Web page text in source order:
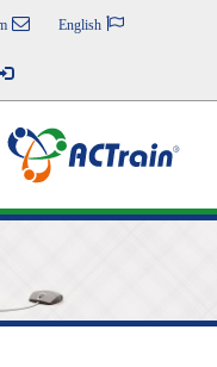
English